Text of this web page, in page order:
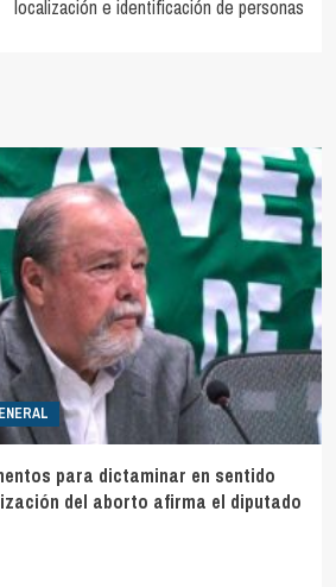
localización e identificación de personas
para dictaminar en sentido
del aborto afirma el diputado